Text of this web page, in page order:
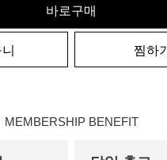
바로구매
찜하기
MEMBERSHIP BENEFIT